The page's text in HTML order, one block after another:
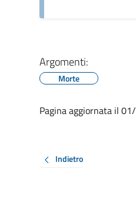
Argomenti:
Morte
Pagina aggiornata il
Indietro